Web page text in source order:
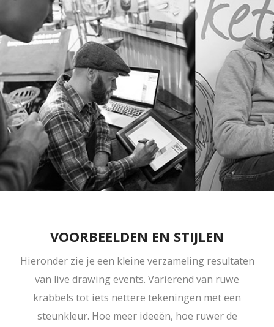
VOORBEELDEN EN STIJLEN
Hieronder zie je een kleine verzameling resultaten
van live drawing events. Variërend van ruwe
krabbels tot iets nettere tekeningen met een
steunkleur. Hoe meer ideeën, hoe ruwer de